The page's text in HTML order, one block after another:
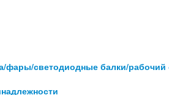
фары/светодиодные балки/рабочий